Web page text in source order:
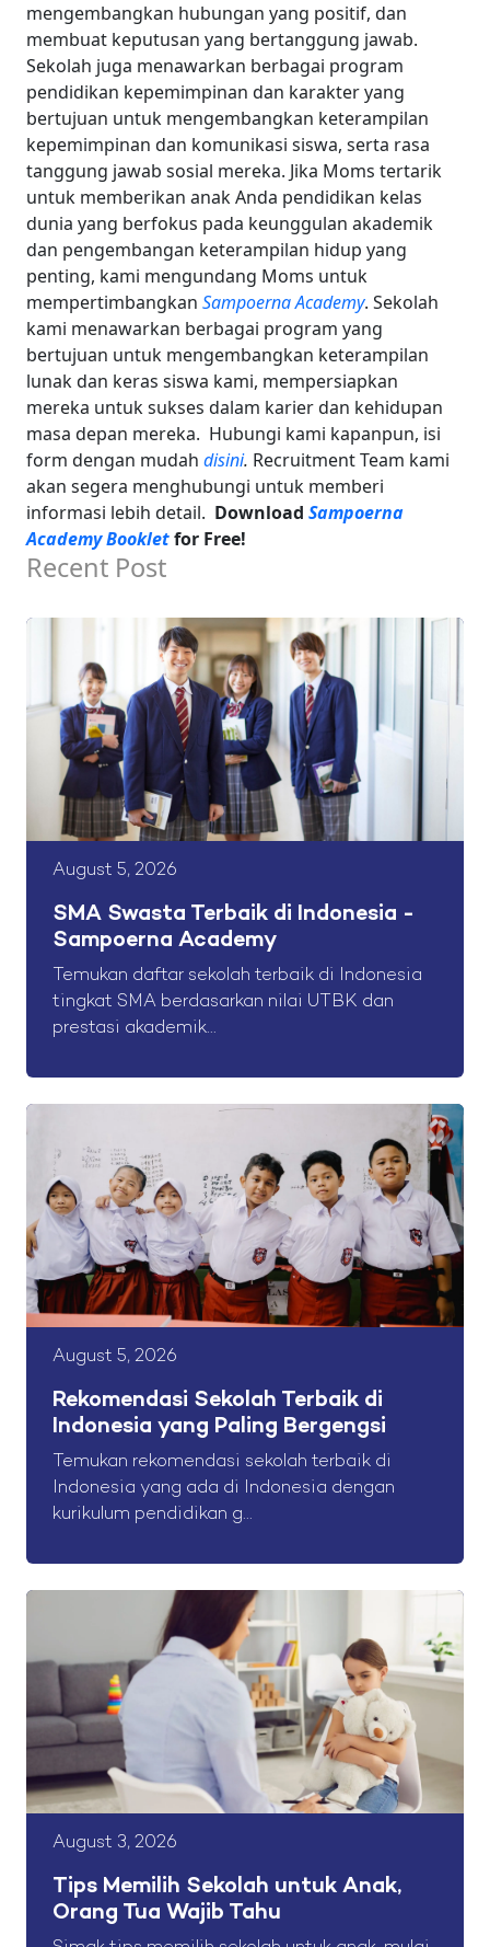
mengembangkan hubungan yang positif, dan
membuat keputusan yang bertanggung jawab.
Sekolah juga menawarkan berbagai program
pendidikan kepemimpinan dan karakter yang
bertujuan untuk mengembangkan keterampilan
kepemimpinan dan komunikasi siswa, serta rasa
tanggung jawab sosial mereka. Jika Moms tertarik
untuk memberikan anak Anda pendidikan kelas
dunia yang berfokus pada keunggulan akademik
dan pengembangan keterampilan hidup yang
penting, kami mengundang Moms untuk
mempertimbangkan Sampoerna Academy. Sekolah
kami menawarkan berbagai program yang
bertujuan untuk mengembangkan keterampilan
lunak dan keras siswa kami, mempersiapkan
mereka untuk sukses dalam karier dan kehidupan
masa depan mereka. Hubungi kami kapanpun, isi
form dengan mudah disini. Recruitment Team kami
akan segera menghubungi untuk memberi
informasi lebih detail. Download Sampoerna
Academy Bookletfor Free!
Recent Post
August 5, 2026
SMA Swasta Terbaik di Indonesia -
Sampoerna Academy
Temukan daftar sekolah terbaik di Indonesia
tingkat SMA berdasarkan nilai UTBK dan
prestasi akademik...
August 5, 2026
Rekomendasi Sekolah Terbaik di
Indonesia yang Paling Bergengsi
Temukan rekomendasi sekolah terbaik di
Indonesia yang ada di Indonesia dengan
kurikulum pendidikan g...
August 3, 2026
Tips Memilih Sekolah untuk Anak,
Orang Tua Wajib Tahu